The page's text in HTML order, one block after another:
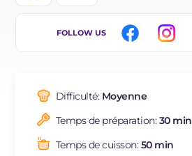
IT
ES
NL
BR
FOLLOW US
Difficulté: Moyenne
Temps de préparation:30 min
Temps de cuisson:50 min